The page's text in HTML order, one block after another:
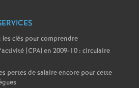
clés pour comprendre
(CPA) en 2009-10 : circulaire
pertes de salaire encore pour cette